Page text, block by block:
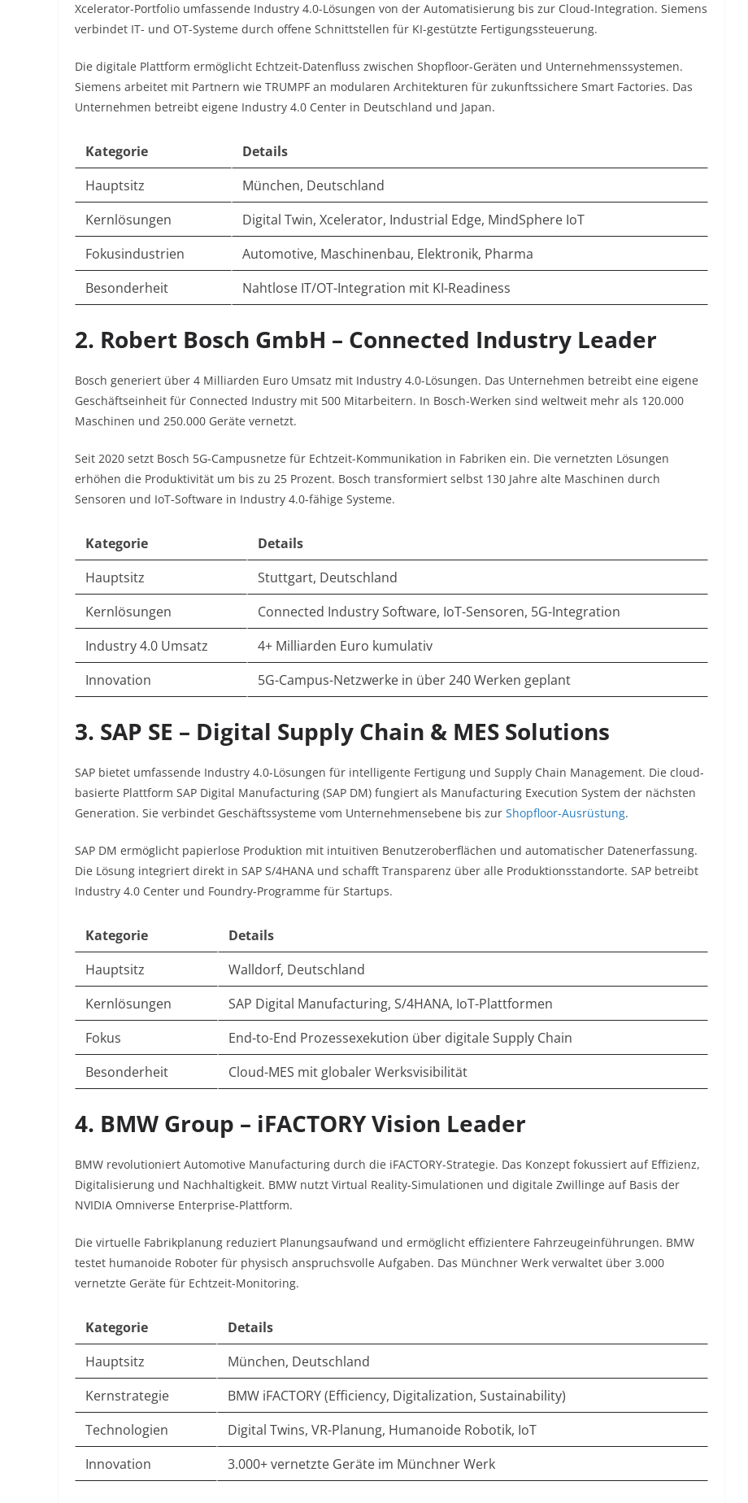
Xcelerator-Portfolio umfassende Industry 4.0-Lösungen von der Automatisierung bis zur Cloud-Integration. Siemens
verbindet IT- und OT-Systeme durch offene Schnittstellen für KI-gestützte Fertigungssteuerung.​
Die digitale Plattform ermöglicht Echtzeit-Datenfluss zwischen Shopfloor-Geräten und Unternehmenssystemen.
Siemens arbeitet mit Partnern wie TRUMPF an modularen Architekturen für zukunftssichere Smart Factories. Das
Unternehmen betreibt eigene Industry 4.0 Center in Deutschland und Japan.​
Kategorie
Details
Hauptsitz
München, Deutschland
Kernlösungen
Digital Twin, Xcelerator, Industrial Edge, MindSphere IoT
Fokusindustrien
Automotive, Maschinenbau, Elektronik, Pharma
Besonderheit
Nahtlose IT/OT-Integration mit KI-Readiness
2. Robert Bosch GmbH – Connected Industry Leader
Bosch generiert über 4 Milliarden Euro Umsatz mit Industry 4.0-Lösungen. Das Unternehmen betreibt eine eigene
Geschäftseinheit für Connected Industry mit 500 Mitarbeitern. In Bosch-Werken sind weltweit mehr als 120.000
Maschinen und 250.000 Geräte vernetzt.​
Seit 2020 setzt Bosch 5G-Campusnetze für Echtzeit-Kommunikation in Fabriken ein. Die vernetzten Lösungen
erhöhen die Produktivität um bis zu 25 Prozent. Bosch transformiert selbst 130 Jahre alte Maschinen durch
Sensoren und IoT-Software in Industry 4.0-fähige Systeme.​
Kategorie
Details
Hauptsitz
Stuttgart, Deutschland
Kernlösungen
Connected Industry Software, IoT-Sensoren, 5G-Integration
Industry 4.0 Umsatz
4+ Milliarden Euro kumulativ
Innovation
5G-Campus-Netzwerke in über 240 Werken geplant
3. SAP SE – Digital Supply Chain & MES Solutions
SAP bietet umfassende Industry 4.0-Lösungen für intelligente Fertigung und Supply Chain Management. Die cloud-
basierte Plattform SAP Digital Manufacturing (SAP DM) fungiert als Manufacturing Execution System der nächsten
Generation. Sie verbindet Geschäftssysteme vom Unternehmensebene bis zur Shopfloor-Ausrüstung.​
SAP DM ermöglicht papierlose Produktion mit intuitiven Benutzeroberflächen und automatischer Datenerfassung.
Die Lösung integriert direkt in SAP S/4HANA und schafft Transparenz über alle Produktionsstandorte. SAP betreibt
Industry 4.0 Center und Foundry-Programme für Startups.​
Kategorie
Details
Hauptsitz
Walldorf, Deutschland
Kernlösungen
SAP Digital Manufacturing, S/4HANA, IoT-Plattformen
Fokus
End-to-End Prozessexekution über digitale Supply Chain
Besonderheit
Cloud-MES mit globaler Werksvisibilität
4. BMW Group – iFACTORY Vision Leader
BMW revolutioniert Automotive Manufacturing durch die iFACTORY-Strategie. Das Konzept fokussiert auf Effizienz,
Digitalisierung und Nachhaltigkeit. BMW nutzt Virtual Reality-Simulationen und digitale Zwillinge auf Basis der
NVIDIA Omniverse Enterprise-Plattform.​
Die virtuelle Fabrikplanung reduziert Planungsaufwand und ermöglicht effizientere Fahrzeugeinführungen. BMW
testet humanoide Roboter für physisch anspruchsvolle Aufgaben. Das Münchner Werk verwaltet über 3.000
vernetzte Geräte für Echtzeit-Monitoring.​
Kategorie
Details
Hauptsitz
München, Deutschland
Kernstrategie
BMW iFACTORY (Efficiency, Digitalization, Sustainability)
Technologien
Digital Twins, VR-Planung, Humanoide Robotik, IoT
Innovation
3.000+ vernetzte Geräte im Münchner Werk